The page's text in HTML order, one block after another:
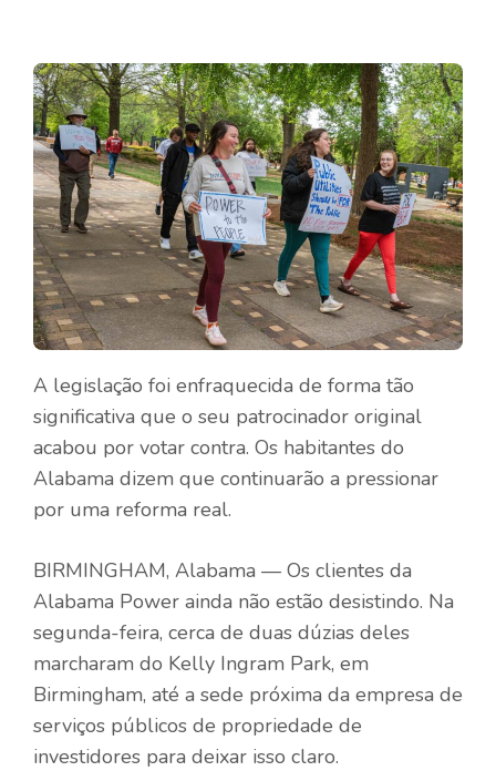
A legislação foi enfraquecida de forma tão
significativa que o seu patrocinador original
acabou por votar contra. Os habitantes do
Alabama dizem que continuarão a pressionar
por uma reforma real.
BIRMINGHAM, Alabama — Os clientes da
Alabama Power ainda não estão desistindo. Na
segunda-feira, cerca de duas dúzias deles
marcharam do Kelly Ingram Park, em
Birmingham, até a sede próxima da empresa de
serviços públicos de propriedade de
investidores para deixar isso claro.